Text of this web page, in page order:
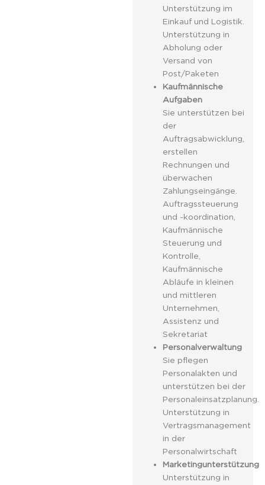
Unterstützung im
Einkauf und Logistik.
Unterstützung in
Abholung oder
Versand von
Post/Paketen
Kaufmännische
Aufgaben
Sie unterstützen bei
der
Auftragsabwicklung,
erstellen
Rechnungen und
überwachen
Zahlungseingänge.
Auftragssteuerung
und -koordination,
Kaufmännische
Steuerung und
Kontrolle,
Kaufmännische
Abläufe in kleinen
und mittleren
Unternehmen,
Assistenz und
Sekretariat
Personalverwaltung
Sie pflegen
Personalakten und
unterstützen bei der
Personaleinsatzplanung.
Unterstützung in
Vertragsmanagement
in der
Personalwirtschaft
Marketingunterstützung
Unterstützung in